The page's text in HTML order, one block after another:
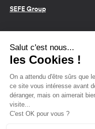
SEFE Group
Conditions d’utilisation
Cookies